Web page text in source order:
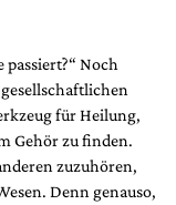
Noch
für Heilung,
Gehör zu finden.
zuzuhören,
Denn genauso,